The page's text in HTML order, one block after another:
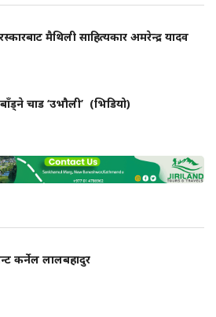
मैथिली साहित्यकार अमरेन्द्र यादव
चाड ‘उभौली’ (भिडियो)
कर्नेल लालबहादुर